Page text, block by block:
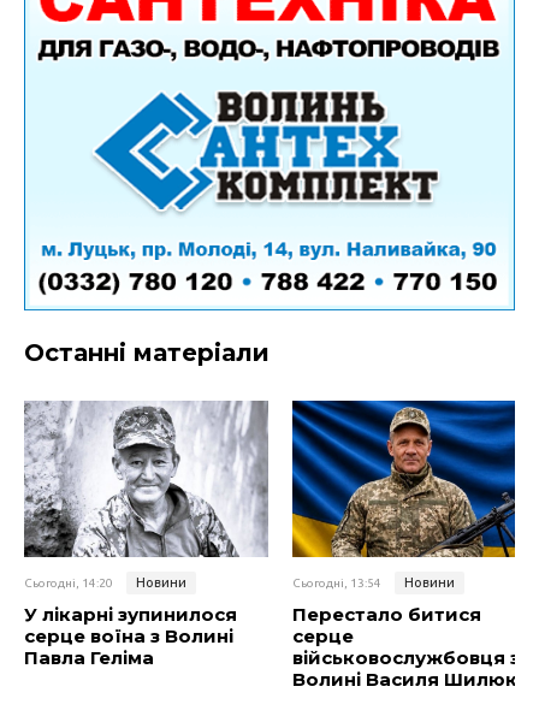
Останні матеріали
Сьогодні, 14:20 Новини
У лікарні зупинилося
серце воїна з Волині
Павла Геліма
Сьогодні, 13:54 Новини
Перестало битися
серце
військовослужбовця з
Волині Василя Шилюка